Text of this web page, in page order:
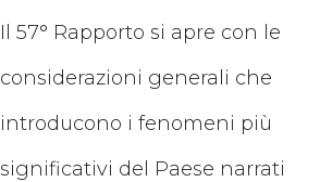
Il 57° Rapporto si apre con le
considerazioni generali che
introducono i fenomeni più
significativi del Paese narrati